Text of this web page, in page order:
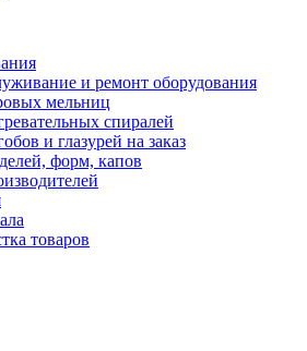
и ремонт оборудования
мельниц
спиралей
и глазурей на заказ
форм, капов
товаров